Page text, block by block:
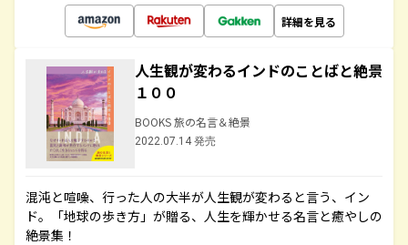
詳細を見る
人生観が変わるインドのことばと絶景
１００
BOOKS 旅の名言＆絶景
2022.07.14 発売
混沌と喧噪、行った人の大半が人生観が変わると言う、イン
ド。「地球の歩き方」が贈る、人生を輝かせる名言と癒やしの
絶景集！